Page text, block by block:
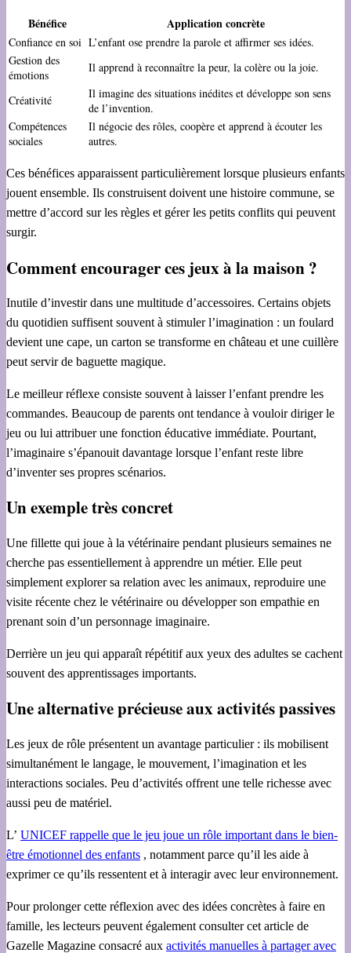
Bénéfice Application concrète
Confiance en soi L’enfant ose prendre la parole et affirmer ses idées.
Gestion des
émotions
Il apprend à reconnaître la peur, la colère ou la joie.
Créativité
Il imagine des situations inédites et développe son sens
de l’invention.
Compétences
sociales
Il négocie des rôles, coopère et apprend à écouter les
autres.
Ces bénéfices apparaissent particulièrement lorsque plusieurs enfants
jouent ensemble. Ils construisent doivent une histoire commune, se
mettre d’accord sur les règles et gérer les petits conflits qui peuvent
surgir.
Comment encourager ces jeux à la maison ?
Inutile d’investir dans une multitude d’accessoires. Certains objets
du quotidien suffisent souvent à stimuler l’imagination : un foulard
devient une cape, un carton se transforme en château et une cuillère
peut servir de baguette magique.
Le meilleur réflexe consiste souvent à laisser l’enfant prendre les
commandes. Beaucoup de parents ont tendance à vouloir diriger le
jeu ou lui attribuer une fonction éducative immédiate. Pourtant,
l’imaginaire s’épanouit davantage lorsque l’enfant reste libre
d’inventer ses propres scénarios.
Un exemple très concret
Une fillette qui joue à la vétérinaire pendant plusieurs semaines ne
cherche pas essentiellement à apprendre un métier. Elle peut
simplement explorer sa relation avec les animaux, reproduire une
visite récente chez le vétérinaire ou développer son empathie en
prenant soin d’un personnage imaginaire.
Derrière un jeu qui apparaît répétitif aux yeux des adultes se cachent
souvent des apprentissages importants.
Une alternative précieuse aux activités passives
Les jeux de rôle présentent un avantage particulier : ils mobilisent
simultanément le langage, le mouvement, l’imagination et les
interactions sociales. Peu d’activités offrent une telle richesse avec
aussi peu de matériel.
L’ UNICEF rappelle que le jeu joue un rôle important dans le bien-
être émotionnel des enfants , notamment parce qu’il les aide à
exprimer ce qu’ils ressentent et à interagir avec leur environnement.
Pour prolonger cette réflexion avec des idées concrètes à faire en
famille, les lecteurs peuvent également consulter cet article de
Gazelle Magazine consacré aux activités manuelles à partager avec